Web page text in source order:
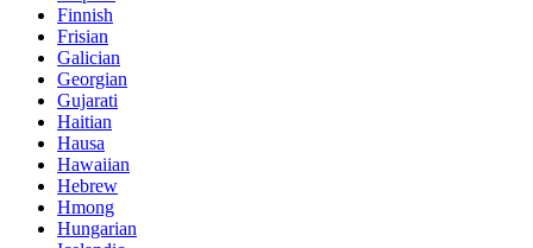
Finnish
Frisian
Galician
Georgian
Gujarati
Haitian
Hausa
Hawaiian
Hebrew
Hmong
Hungarian